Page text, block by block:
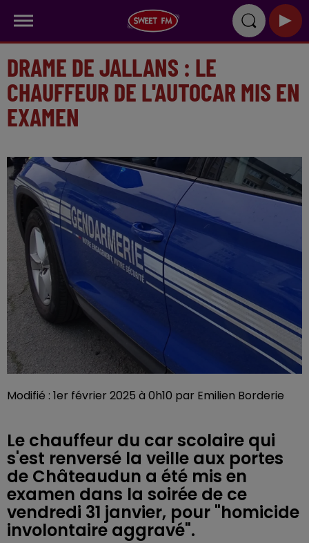
DRAME DE JALLANS : LE
CHAUFFEUR DE L'AUTOCAR MIS EN
EXAMEN
Modifié : 1er février 2025 à 0h10 par Emilien Borderie
Le chauffeur du car scolaire qui
s'est renversé la veille aux portes
de Châteaudun a été mis en
examen dans la soirée de ce
vendredi 31 janvier, pour "homicide
involontaire aggravé".